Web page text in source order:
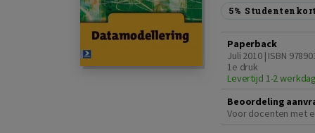
5%
Paperback
Juli 2010 | ISBN
1e druk
Levertijd 1-2
Beoordeling
Voor docenten met